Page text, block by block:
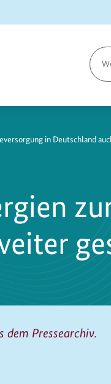
in Deutschland
dem Pressearchiv.